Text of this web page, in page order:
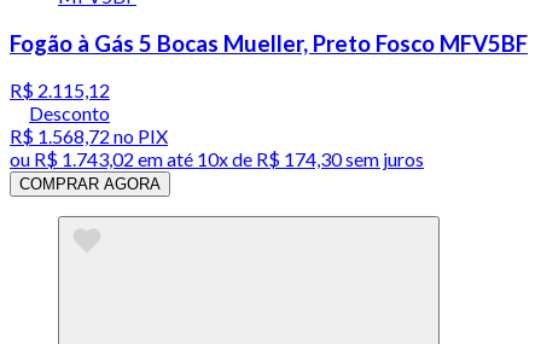
Fogão à Gás 5 Bocas Mueller, Preto Fosco MFV5BF
R$ 2.115,12
Desconto
R$ 1.568,72 no PIX
ou R$ 1.743,02 em até 10x de R$ 174,30 sem juros
COMPRAR AGORA